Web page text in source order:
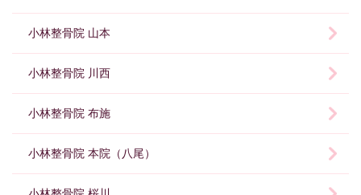
小林整骨院 山本
小林整骨院 川西
小林整骨院 布施
小林整骨院 本院（八尾）